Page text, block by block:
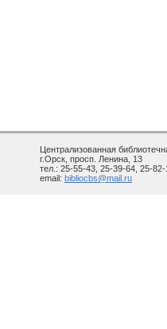
Централизованная
г.Орск, просп. Ленина, 13
тел.: 25-55-43, 25-39-64, 25-82-
email: bibliocbs@mail.ru